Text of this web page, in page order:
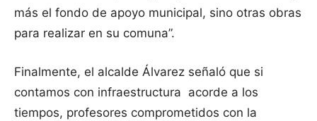
más el fondo de apoyo municipal, sino otras obras
para realizar en su comuna”.
Finalmente, el alcalde Álvarez señaló que si
contamos con infraestructura acorde a los
tiempos, profesores comprometidos con la